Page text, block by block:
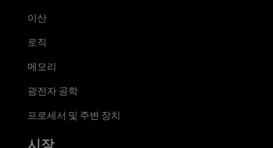
이산
로직
메모리
광전자 공학
프로세서 및 주변 장치
시장